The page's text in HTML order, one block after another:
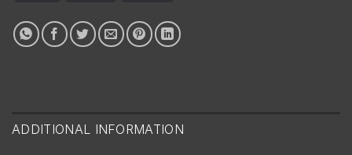
ADDITIONAL INFORMATION